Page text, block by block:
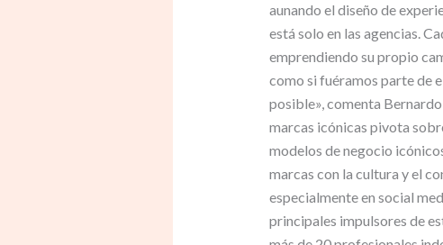
aunando el diseño de
está solo en las agencias.
emprendiendo su propio
como si fuéramos parte de
posible», comenta
marcas icónicas pivota
modelos de negocio
marcas con la cultura y el
especialmente en social
principales impulsores de